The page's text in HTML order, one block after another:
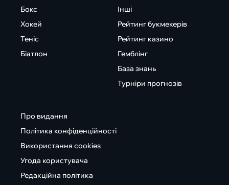
Бокс
Хокей
Теніс
Біатлон
Інші
Рейтинг букмекерів
Рейтинг казино
Гемблінг
База знань
Турніри прогнозів
Про видання
Політика конфіденційності
Використання cookies
Угода користувача
Редакційна політика